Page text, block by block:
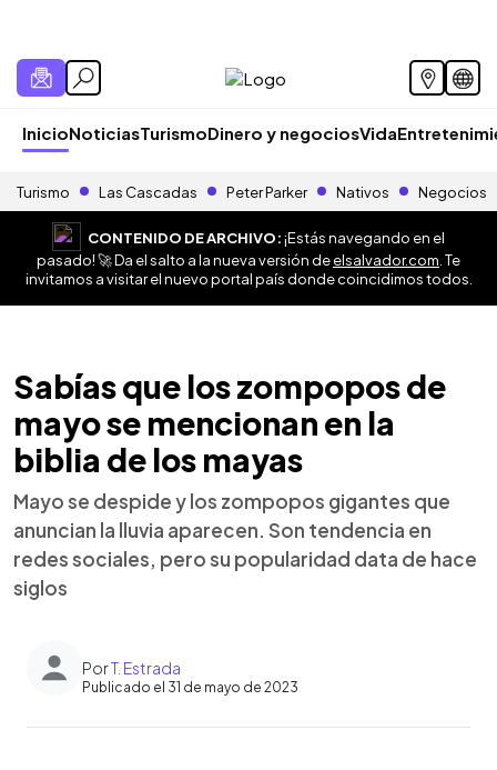
InicioNoticiasTurismoDinero y negociosVida
Turismo Las Cascadas Peter Parker Nativos Negocios
CONTENIDO DE ARCHIVO:¡Estás navegando en el
pasado! 🚀 Da el salto a la nueva versión deelsalvador.com . Te
invitamos a visitar el nuevo portal país donde coincidimos todos.
Sabías que los zompopos de
mayo se mencionan en la
biblia de los mayas
Mayo se despide y los zompopos gigantes que
anuncian la lluvia aparecen. Son tendencia en
redes sociales, pero su popularidad data de hace
siglos
PorT. Estrada
Publicado el 31 de mayo de 2023